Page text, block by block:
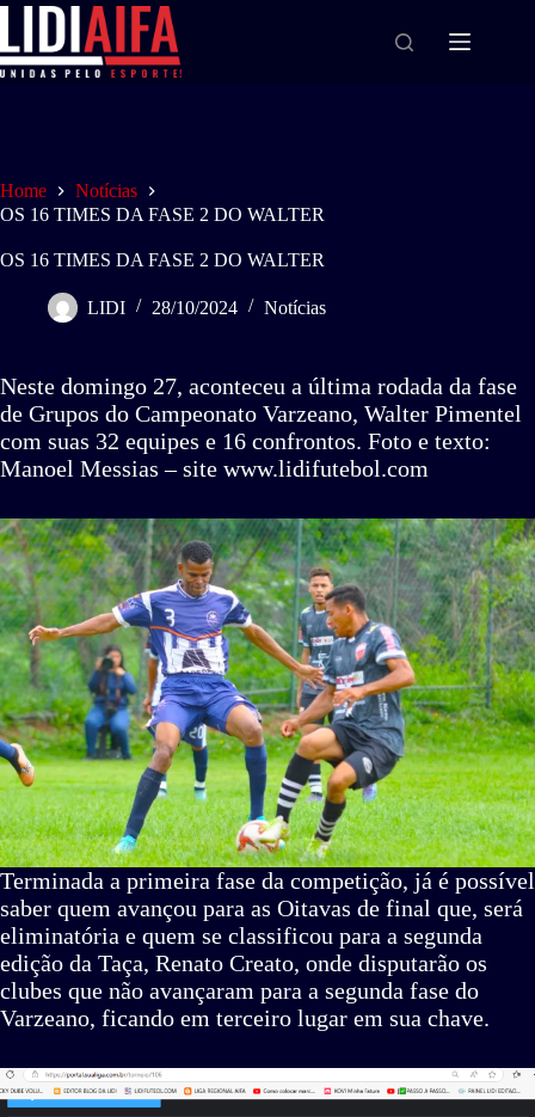
Home
Notícias
OS 16 TIMES DA FASE 2 DO WALTER
OS 16 TIMES DA FASE 2 DO WALTER
LIDI 28/10/2024 Notícias
Neste domingo 27, aconteceu a última rodada da fase
de Grupos do Campeonato Varzeano, Walter Pimentel
com suas 32 equipes e 16 confrontos. Foto e texto:
Manoel Messias – site www.lidifutebol.com
Terminada a primeira fase da competição, já é possível
saber quem avançou para as Oitavas de final que, será
eliminatória e quem se classificou para a segunda
edição da Taça, Renato Creato, onde disputarão os
clubes que não avançaram para a segunda fase do
Varzeano, ficando em terceiro lugar em sua chave.